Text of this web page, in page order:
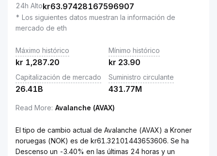
24h Altokr63.97428167596907
* Los siguientes datos muestran la información de
mercado de eth
Máximo histórico
kr 1,287.20
Mínimo histórico
kr 23.90
Capitalización de mercado
26.41B
Suministro circulante
431.77M
Read More: Avalanche (AVAX)
El tipo de cambio actual de Avalanche (AVAX) a Kroner
noruegas (NOK) es de kr61.32101443653606. Se ha
Descenso un -3.40% en las últimas 24 horas y un